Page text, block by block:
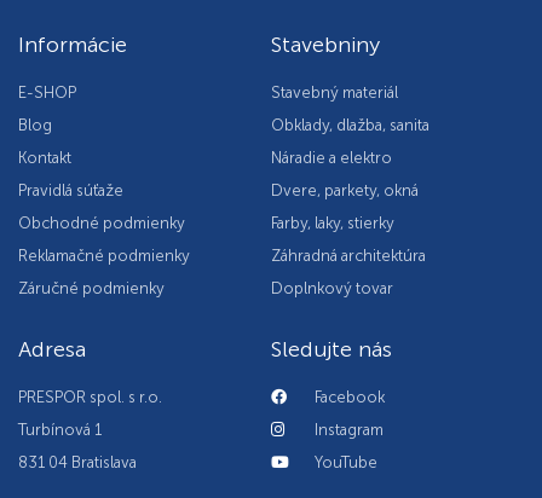
Informácie
E-SHOP
Blog
Kontakt
Pravidlá súťaže
Obchodné podmienky
Reklamačné podmienky
Záručné podmienky
Stavebniny
Stavebný materiál
Obklady, dlažba, sanita
Náradie a elektro
Dvere, parkety, okná
Farby, laky, stierky
Záhradná architektúra
Doplnkový tovar
Adresa
PRESPOR spol. s r.o.
Turbínová 1
831 04 Bratislava
Sledujte nás
Facebook
Instagram
YouTube